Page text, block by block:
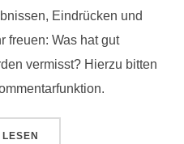
Eindrücken und
freuen: Was hat gut
vermisst? Hierzu bitten
ÜBER „SPIEL ’09: SAMSTAG“
LESEN